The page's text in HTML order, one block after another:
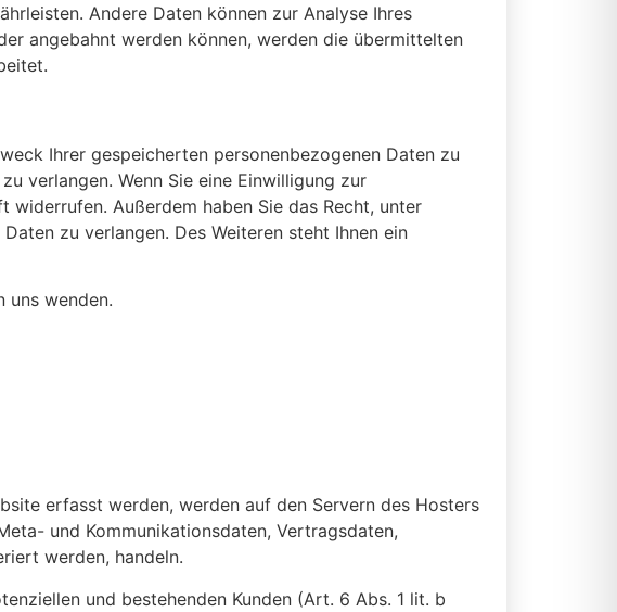
Andere Daten können zur Analyse Ihres
angebahnt werden können, werden die übermittelten
Ihrer gespeicherten personenbezogenen Daten zu
verlangen. Wenn Sie eine Einwilligung zur
Außerdem haben Sie das Recht, unter
zu verlangen. Des Weiteren steht Ihnen ein
uns wenden.
erfasst werden, werden auf den Servern des Hosters
und Kommunikationsdaten, Vertragsdaten,
werden, handeln.
und bestehenden Kunden (Art. 6 Abs. 1 lit. b